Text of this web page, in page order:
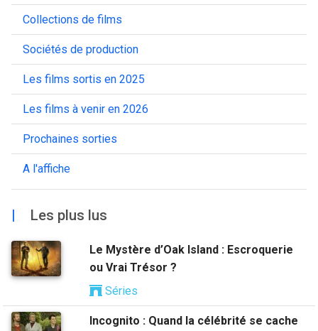
Collections de films
Sociétés de production
Les films sortis en 2025
Les films à venir en 2026
Prochaines sorties
A l'affiche
| Les plus lus
Le Mystère d’Oak Island : Escroquerie
ou Vrai Trésor ?
Séries
Incognito : Quand la célébrité se cache